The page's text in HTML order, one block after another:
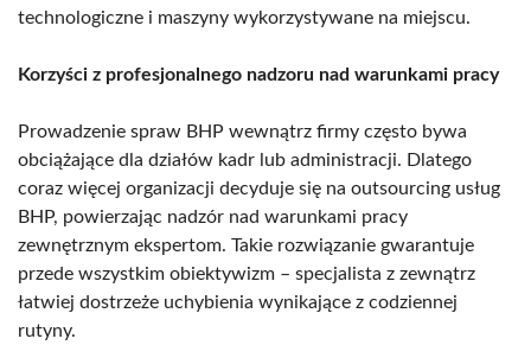
technologiczne i maszyny wykorzystywane na miejscu.
Korzyści z profesjonalnego nadzoru nad warunkami pracy
Prowadzenie spraw BHP wewnątrz firmy często bywa
obciążające dla działów kadr lub administracji. Dlatego
coraz więcej organizacji decyduje się na outsourcing usług
BHP, powierzając nadzór nad warunkami pracy
zewnętrznym ekspertom. Takie rozwiązanie gwarantuje
przede wszystkim obiektywizm – specjalista z zewnątrz
łatwiej dostrzeże uchybienia wynikające z codziennej
rutyny.